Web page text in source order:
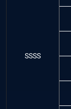
SSSS